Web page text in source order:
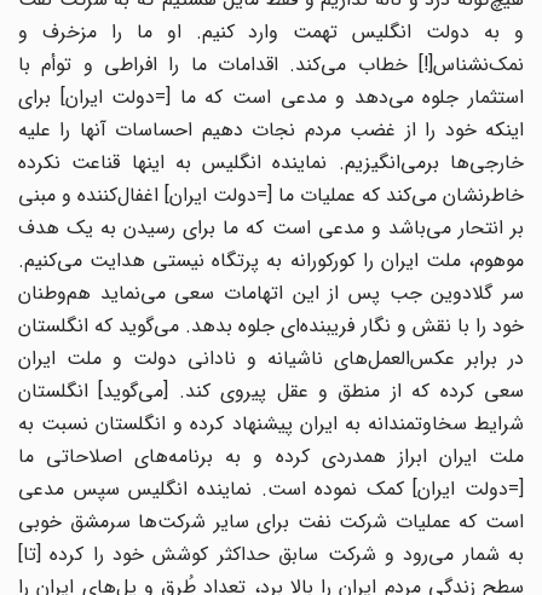
و به دولت انگلیس تهمت وارد کنیم. او ما را مزخرف و
نمک‌نشناس[!] خطاب می‌کند. اقدامات ما را افراطی و توأم با
استثمار جلوه می‌دهد و مدعی است که ما [=دولت ایران] برای
اینکه خود را از غضب مردم نجات دهیم احساسات آنها را علیه
خارجی‌ها برمی‌انگیزیم. نماینده انگلیس به اینها قناعت نکرده
خاطرنشان می‌کند که عملیات ما [=دولت ایران] اغفال‌کننده و مبنی
بر انتحار می‌باشد و مدعی است که ما برای رسیدن به یک هدف
موهوم، ملت ایران را کورکورانه به پرتگاه نیستی هدایت می‌کنیم.
سر گلادوین جب پس از این اتهامات سعی می‌نماید هم‌وطنان
خود را با نقش و نگار فریبنده‌ای جلوه بدهد. می‌گوید که انگلستان
در برابر عکس‌العمل‌های ناشیانه و نادانی دولت و ملت ایران
سعی کرده که از منطق و عقل پیروی کند. [می‌گوید] انگلستان
شرایط سخاوتمندانه به ایران پیشنهاد کرده و انگلستان نسبت به
ملت ایران ابراز همدردی کرده و به برنامه‌های اصلاحاتی ما
[=دولت ایران] کمک نموده است. نماینده انگلیس سپس مدعی
است که عملیات شرکت نفت برای سایر شرکت‌ها سرمشق خوبی
به شمار می‌رود و شرکت سابق حداکثر کوشش خود را کرده [تا]
سطح زندگی مردم ایران را بالا برد، تعداد طُرق و پل‌های ایران را